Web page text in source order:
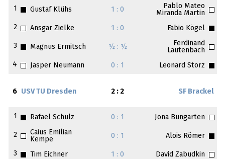
1 Gustaf Klühs 1 : 0
Pablo Mateo
Miranda Martin
2
Ansgar Zielke 1 : 0 Fabio Kögel
3 Magnus Ermitsch ½ : ½
Ferdinand
Lautenbach
4
Jasper Neumann 0 : 1 Leonard Storz
6 USV TU Dresden 2 : 2 SF Brackel
1 Rafael Schulz 0 : 1 Jona Bungarten
2
Caius Emilian
Kempe
0 : 1 Alois Römer
3 Tim Eichner 1 : 0 David Zabudkin